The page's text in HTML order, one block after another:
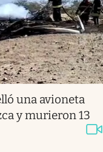
una avioneta
y murieron 13